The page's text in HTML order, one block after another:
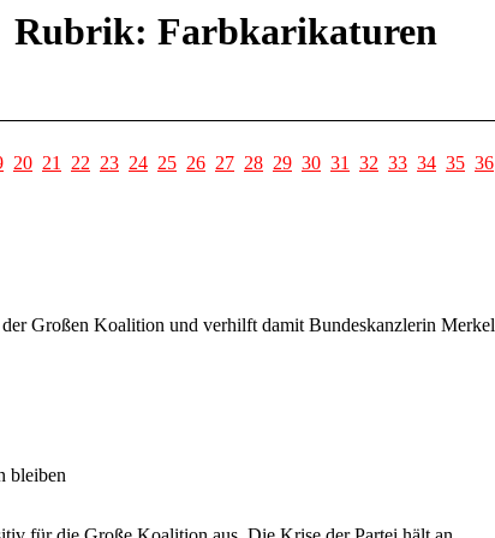
Rubrik: Farbkarikaturen
20 21 22 23 24 25 26 27 28 29 30 31 32 33 34 35 36
Großen Koalition und verhilft damit Bundeskanzlerin
bleiben